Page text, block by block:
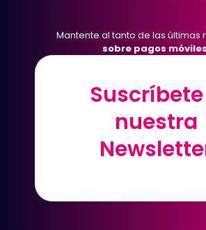
Mantente al tanto de las últimas
sobre pagos
nuestra
nuestra